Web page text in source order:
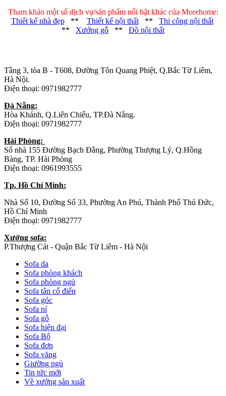
Tham khảo một số dịch vụ/sản phẩm nổi bật khác của Morehome:
Thiết kế nhà đẹp** Thiết kế nội thất** Thi công nội thất
** Xưởng gỗ ** Đồ nội thất
Tầng 3, tòa B - T608, Đường Tôn Quang Phiệt, Q.Bắc Từ Liêm,
Hà Nội.
Điện thoại: 0971982777
Đà Nẵng:
Hòa Khánh, Q.Liên Chiểu, TP.Đà Nẵng.
Điện thoại: 0971982777
Hải Phòng:
Số nhà 155 Đường Bạch Đằng, Phường Thượng Lý, Q.Hồng
Bàng, TP. Hải Phòng
Điện thoại: 0961993555
Tp. Hồ Chí Minh:
Nhà Số 10, Đường Số 33, Phường An Phú, Thành Phố Thủ Đức,
Hồ Chí Minh
Điện thoại: 0971982777
Xưởng sofa:
P.Thượng Cát - Quận Bắc Từ Liêm - Hà Nội
Sofa da
Sofa phòng khách
Sofa phòng ngủ
Sofa tân cổ điển
Sofa góc
Sofa nỉ
Sofa gỗ
Sofa hiện đại
Sofa Bộ
Sofa đơn
Sofa văng
Giường ngủ
Tin tức mới
Về xưởng sản xuất